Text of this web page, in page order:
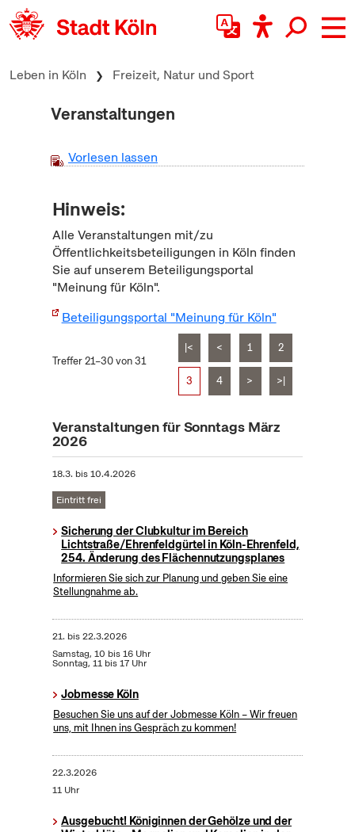
zum Inhalt springen
Leben in Köln Freizeit, Natur und Sport
Veranstaltungen
Vorlesen lassen
Hinweis:
Alle Veranstaltungen mit/zu
Öffentlichkeitsbeteiligungen in Köln finden
Sie auf unserem Beteiligungsportal
"Meinung für Köln".
Beteiligungsportal "Meinung für Köln"
Treffer 21–30 von 31
|< < 1 2
3 4 > >|
Veranstaltungen für Sonntags März
2026
18.3. bis10.4.2026
Eintritt frei
Sicherung der Clubkultur im Bereich
Lichtstraße/Ehrenfeldgürtel in Köln-Ehrenfeld,
254. Änderung des Flächennutzungsplanes
Informieren Sie sich zur Planung und geben Sie eine
Stellungnahme ab.
21. bis22.3.2026
Samstag, 10 bis 16 Uhr
Sonntag, 11 bis 17 Uhr
Jobmesse Köln
Besuchen Sie uns auf der Jobmesse Köln – Wir freuen
uns, mit Ihnen ins Gespräch zu kommen!
22.3.2026
11 Uhr
Ausgebucht! Königinnen der Gehölze und der